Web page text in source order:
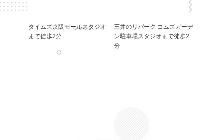
タイムズ京阪モールスタジオ
まで徒歩2分
三井のリパーク コムズガーデ
ン駐車場スタジオまで徒歩2
分